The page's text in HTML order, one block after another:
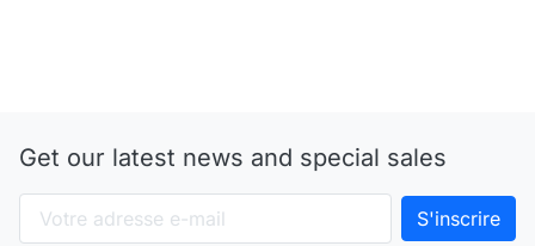
Get our latest news and special sales